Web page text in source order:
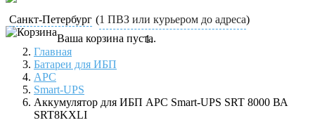
Санкт-Петербург (1 ПВЗ или курьером до адреса)
Ваша корзина пуста.
Главная
Батареи для ИБП
APC
Smart-UPS
Аккумулятор для ИБП APC Smart-UPS SRT 8000 ВА
SRT8KXLI